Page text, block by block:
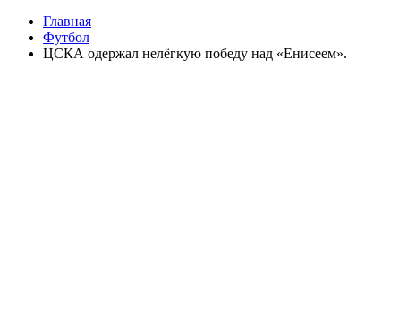
Главная
Футбол
ЦСКА одержал нелёгкую победу над «Енисеем».